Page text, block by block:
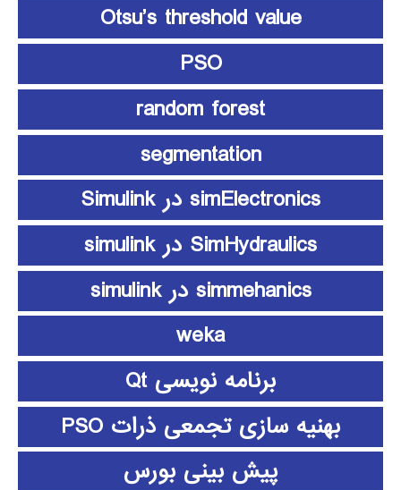
Otsu’s threshold value
PSO
random forest
segmentation
simElectronics در Simulink
SimHydraulics در simulink
simmehanics در simulink
weka
برنامه نویسی Qt
بهنیه سازی تجمعی ذرات PSO
پیش بینی بورس